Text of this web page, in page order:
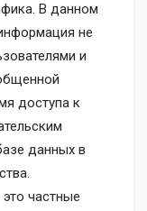
В данном
не
и
доступа к
данных в
частные